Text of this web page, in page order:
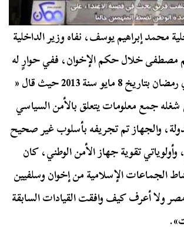
محمد إبراهيم يوسف، نفاه وزير الداخلية
مصطفى خلال حكم الإخوان، ففي حوارٍ له
مع الإعلامي خيري رمضان بتاريخ 8 مايو سنة 2013 حيث قال «
شغله جمع معلومات يتعلق بالأمن السياسي
والجهاز تم تجريفه بأسلوب غير صحيح
تقوية جهاز الأمن الوطني، كان
الجماعات الإسلامية من إخوان وسلفيين
ولا أعرف كيف وافقت القيادات السابقة